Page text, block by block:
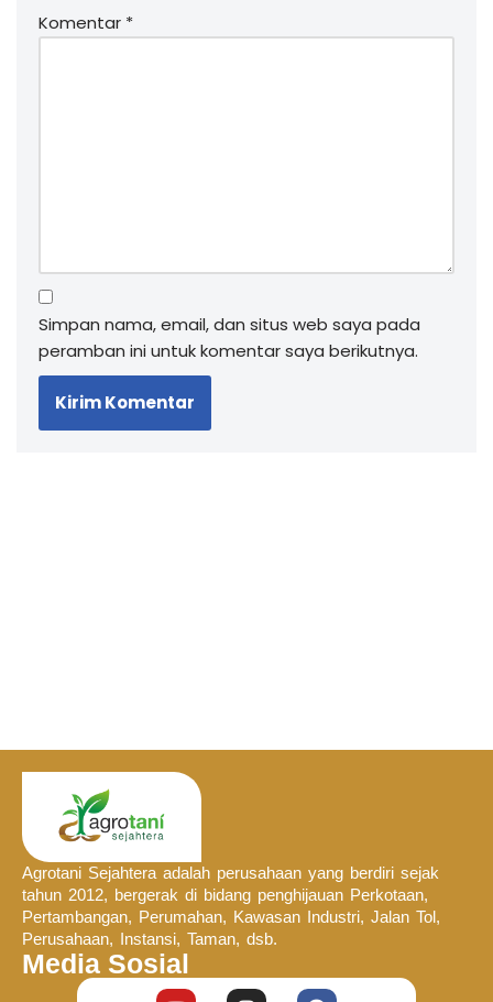
Komentar *
Simpan nama, email, dan situs web saya pada
peramban ini untuk komentar saya berikutnya.
Agrotani Sejahtera adalah perusahaan yang berdiri sejak
tahun 2012, bergerak di bidang penghijauan Perkotaan,
Pertambangan, Perumahan, Kawasan Industri, Jalan Tol,
Perusahaan, Instansi, Taman, dsb.
Media Sosial